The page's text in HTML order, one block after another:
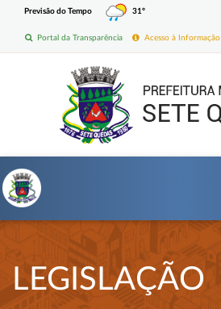
Previsão do Tempo 31º
Acesso à Informação
Portal da Transparência
LEGISLAÇÃO